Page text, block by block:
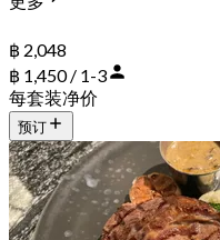
฿ 2,048
฿ 1,450 / 1-3
每套装净价
预订